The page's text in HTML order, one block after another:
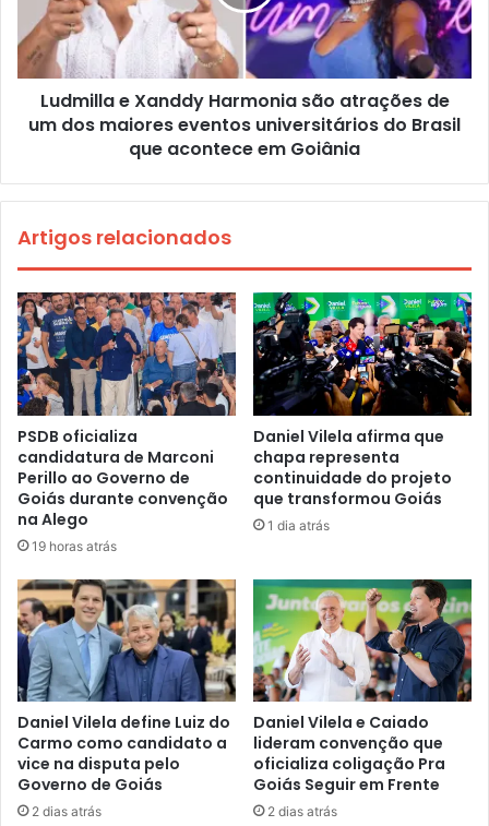
Ludmilla e Xanddy Harmonia são atrações de
um dos maiores eventos universitários do Brasil
que acontece em Goiânia
Artigos relacionados
PSDB oficializa
candidatura de Marconi
Perillo ao Governo de
Goiás durante convenção
na Alego
19 horas atrás
Daniel Vilela afirma que
chapa representa
continuidade do projeto
que transformou Goiás
1 dia atrás
Daniel Vilela define Luiz do
Carmo como candidato a
vice na disputa pelo
Governo de Goiás
2 dias atrás
Daniel Vilela e Caiado
lideram convenção que
oficializa coligação Pra
Goiás Seguir em Frente
2 dias atrás